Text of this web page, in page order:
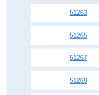
51263
51265
51267
51269